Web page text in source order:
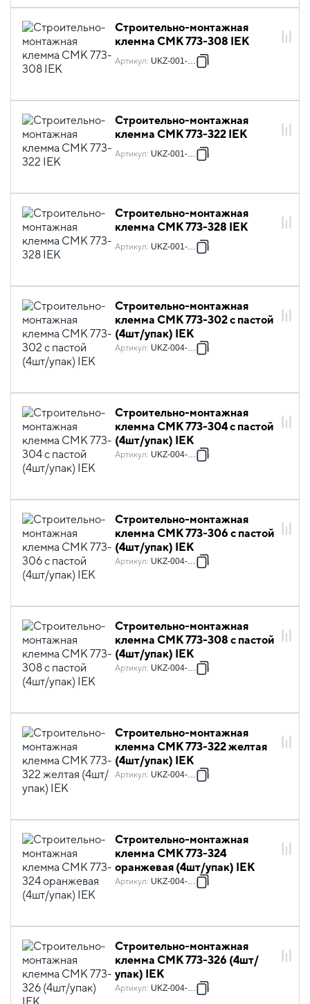
Строительно-монтажная
клемма СМК 773-308 IEK
Артикул: UKZ-001-308
Строительно-монтажная
клемма СМК 773-322 IEK
Артикул: UKZ-001-322
Строительно-монтажная
клемма СМК 773-328 IEK
Артикул: UKZ-001-328
Строительно-монтажная
клемма СМК 773-302 с пастой
(4шт/упак) IEK
Артикул: UKZ-004-302
Строительно-монтажная
клемма СМК 773-304 с пастой
(4шт/упак) IEK
Артикул: UKZ-004-304
Строительно-монтажная
клемма СМК 773-306 с пастой
(4шт/упак) IEK
Артикул: UKZ-004-306
Строительно-монтажная
клемма СМК 773-308 с пастой
(4шт/упак) IEK
Артикул: UKZ-004-308
Строительно-монтажная
клемма СМК 773-322 желтая
(4шт/упак) IEK
Артикул: UKZ-004-322
Строительно-монтажная
клемма СМК 773-324
оранжевая (4шт/упак) IEK
Артикул: UKZ-004-324
Строительно-монтажная
клемма СМК 773-326 (4шт/
упак) IEK
Артикул: UKZ-004-326